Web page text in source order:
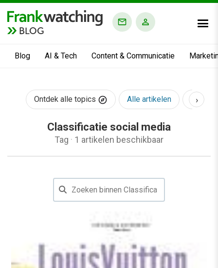
BLOG
Blog AI & Tech Content & Communicatie
Ontdek alle topics Alle artikelen AI &
›
Classificatie social media
Tag · 1 artikelen beschikbaar